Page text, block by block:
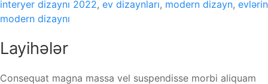
interyer dizaynı 2022, ev dizaynları, modern dizayn, evlərin
modern dizaynı
Layihələr
Consequat magna massa vel suspendisse morbi aliquam